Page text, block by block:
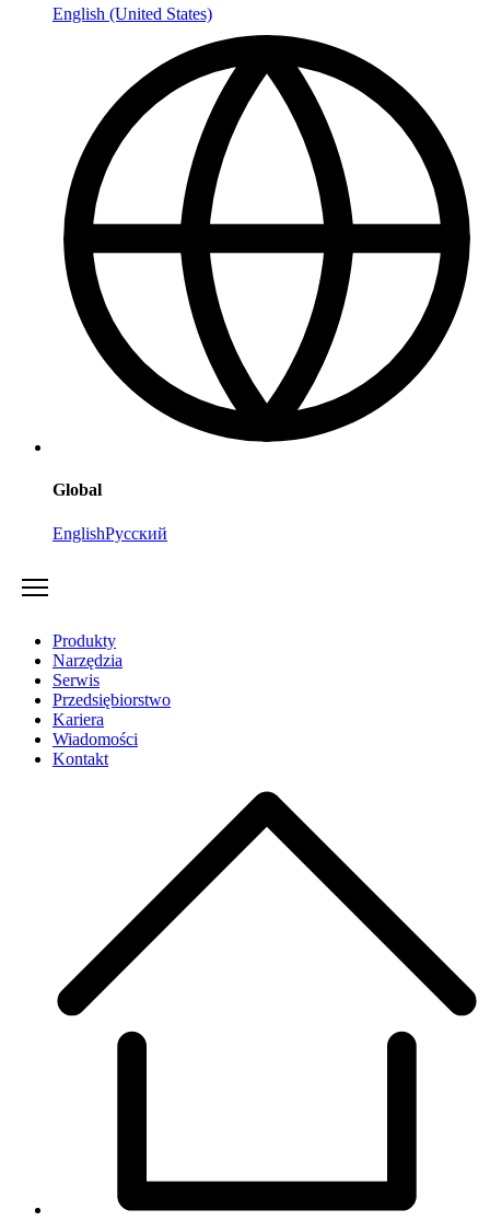
English (United States)
Global
EnglishРусский
Produkty
Narzędzia
Serwis
Przedsiębiorstwo
Kariera
Wiadomości
Kontakt